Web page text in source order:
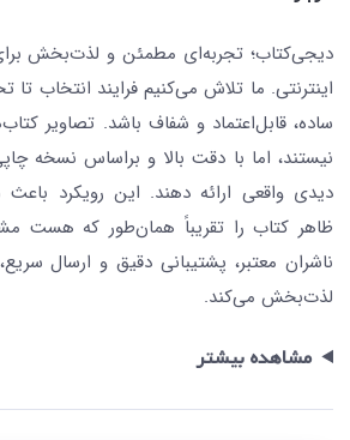
کتابیاب
دیجی‌کتاب؛ تجربه‌ای مطمئن و لذت‌بخش
اینترنتی. ما تلاش می‌کنیم فرایند انتخاب تا
ساده، قابل‌اعتماد و شفاف باشد. تصاویر
نیستند، اما با دقت بالا و براساس نسخه
دیدی واقعی ارائه دهند. این رویکرد
ظاهر کتاب را تقریباً همان‌طور که هست
ناشران معتبر، پشتیبانی دقیق و ارسال
لذت‌بخش می‌کند.
مشاهده بیشتر